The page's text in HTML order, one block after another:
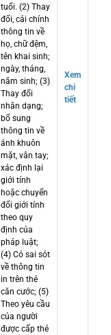
tuổi. (2) Thay
đổi, cải chính
thông tin về
họ, chữ đệm,
tên khai sinh;
ngày, tháng,
năm sinh; (3)
Thay đổi
nhân dạng;
bổ sung
thông tin về
ảnh khuôn
mặt, vân tay;
xác định lại
giới tính
hoặc chuyển
đổi giới tính
theo quy
định của
pháp luật;
(4) Có sai sót
về thông tin
in trên thẻ
căn cước; (5)
Theo yêu cầu
của người
được cấp thẻ
Xem
chi
tiết